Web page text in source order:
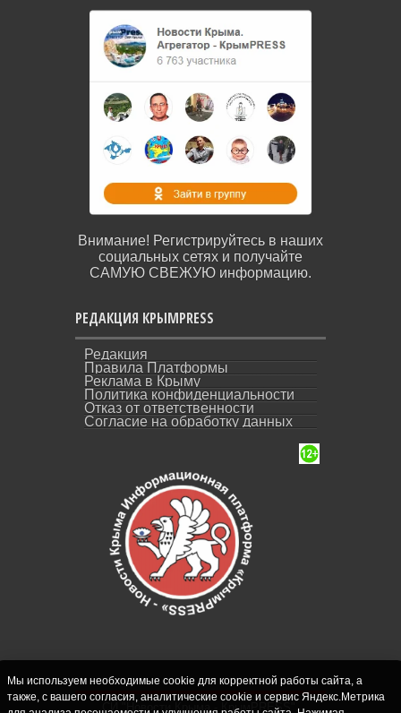
Внимание! Регистрируйтесь в наших
социальных сетях и получайте
САМУЮ СВЕЖУЮ информацию.
РЕДАКЦИЯ КРЫМPRESS
Редакция
Правила Платформы
Реклама в Крыму
Политика конфиденциальности
Отказ от ответственности
Согласие на обработку данных
СИ "Новости Крыма - КрымPRESS".
Мы используем необходимые cookie для корректной работы сайта, а
также, с вашего согласия, аналитические cookie и сервис Яндекс.Метрика